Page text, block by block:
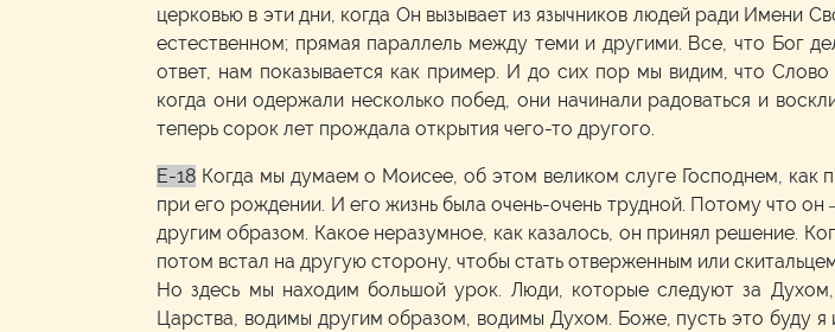
церковью в эти дни, когда Он вызывает из язычников людей ради Имени
естественном; прямая параллель между теми и другими. Все, что Бог
ответ, нам показывается как пример. И до сих пор мы видим, что
когда они одержали несколько побед, они начинали радоваться и
теперь сорок лет прождала открытия чего-то другого.
E-18 Когда мы думаем о Моисее, об этом великом слуге Господнем, как
при его рождении. И его жизнь была очень-очень трудной. Потому что
другим образом. Какое неразумное, как казалось, он принял решение.
потом встал на другую сторону, чтобы стать отверженным или
Но здесь мы находим большой урок. Люди, которые следуют за
Царства, водимы другим образом, водимы Духом. Боже, пусть это буду